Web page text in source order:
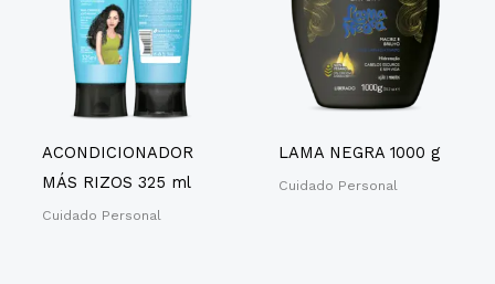
ACONDICIONADOR
MÁS RIZOS 325 ml
Cuidado Personal
LAMA NEGRA 1000 g
Cuidado Personal